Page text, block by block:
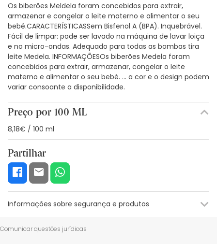
Os biberões Meldela foram concebidos para extrair,
armazenar e congelar o leite materno e alimentar o seu
bebé.CARACTERÍSTICASSem Bisfenol A (BPA). Inquebrável.
Fácil de limpar: pode ser lavado na máquina de lavar loiça
e no micro-ondas. Adequado para todas as bombas tira
leite Medela. INFORMAÇÕESOs biberões Medela foram
concebidos para extrair, armazenar, congelar o leite
materno e alimentar o seu bebé. ... a cor e o design podem
variar consoante a disponibilidade.
Preço por 100 ML
8,18€ / 100 ml
Partilhar
Informações sobre segurança e produtos
Recursos de segurança visual
Comunicar questões jurídicas